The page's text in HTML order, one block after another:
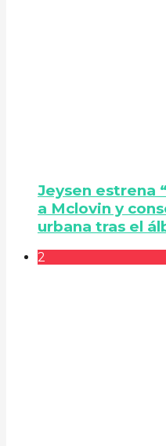
Jeysen estrena
a Mclovin y
urbana tras el
2